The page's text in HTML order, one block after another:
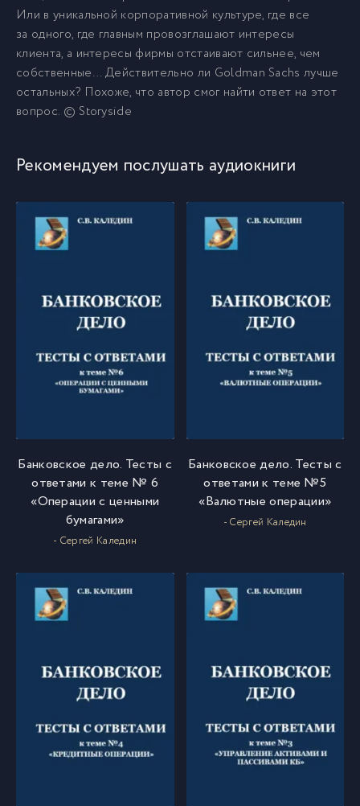
Или в уникальной корпоративной культуре, где все
за одного, где главным провозглашают интересы
клиента, а интересы фирмы отстаивают сильнее, чем
собственные… Действительно ли Goldman Sachs лучше
остальных? Похоже, что автор смог найти ответ на этот
вопрос. © Storysidе
Рекомендуем послушать аудиокниги
Банковское дело. Тесты с
ответами к теме № 6
«Операции с ценными
бумагами»
- Сергей Каледин
Банковское дело. Тесты с
ответами к теме №5
«Валютные операции»
- Сергей Каледин